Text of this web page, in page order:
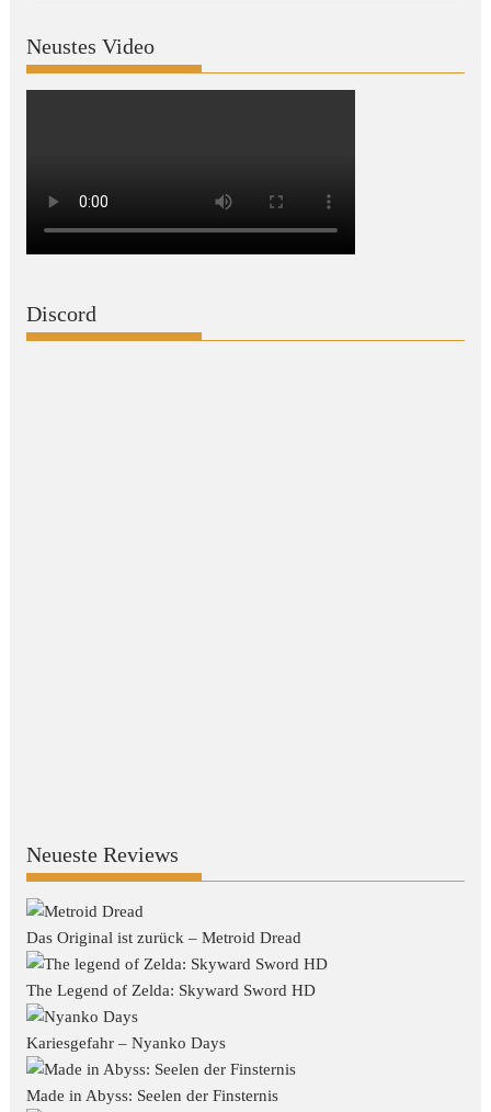
Neustes Video
Discord
Neueste Reviews
Das Original ist zurück – Metroid Dread
The Legend of Zelda: Skyward Sword HD
Kariesgefahr – Nyanko Days
Made in Abyss: Seelen der Finsternis